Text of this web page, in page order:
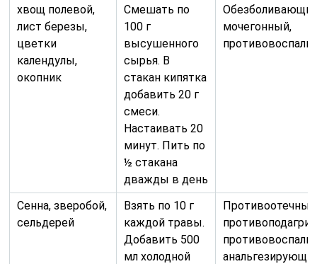
хвощ полевой,
лист березы,
цветки
календулы,
окопник
Смешать по
100 г
высушенного
сырья. В
стакан кипятка
добавить 20 г
смеси.
Настаивать 20
минут. Пить по
½ стакана
дважды в день
мочегонный,
Сенна, зверобой,
сельдерей
Взять по 10 г
каждой травы.
Добавить 500
мл холодной